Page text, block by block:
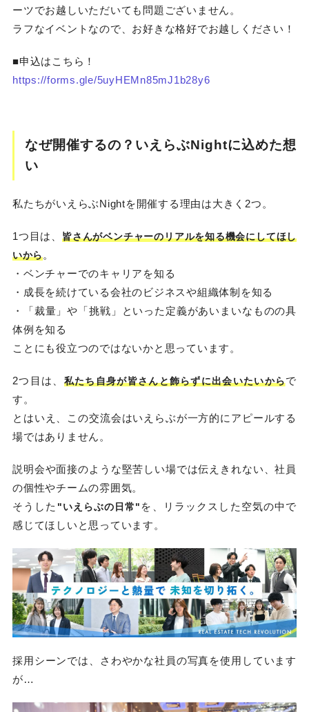
ーツでお越しいただいても問題ございません。
ラフなイベントなので、お好きな格好でお越しください！
■申込はこちら！
https://forms.gle/5uyHEMn85mJ1b28y6
なぜ開催するの？いえらぶNightに込めた想
い
私たちがいえらぶNightを開催する理由は大きく2つ。
1つ目は、皆さんがベンチャーのリアルを知る機会にしてほし
いから。
・ベンチャーでのキャリアを知る
・成長を続けている会社のビジネスや組織体制を知る
・「裁量」や「挑戦」といった定義があいまいなものの具
体例を知る
ことにも役立つのではないかと思っています。
2つ目は、 私たち自身が皆さんと飾らずに出会いたいからで
す。
とはいえ、この交流会はいえらぶが一方的にアピールする
場ではありません。
説明会や面接のような堅苦しい場では伝えきれない、社員
の個性やチームの雰囲気。
そうした "いえらぶの日常" を、リラックスした空気の中で
感じてほしいと思っています。
採用シーンでは、さわやかな社員の写真を使用しています
が…